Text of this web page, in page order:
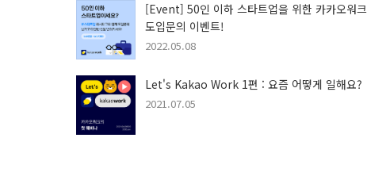
[Event] 50인 이하 스타트업을 위한 카카오워크
도입문의 이벤트!
2022.05.08
Let's Kakao Work 1편 : 요즘 어떻게 일해요?
2021.07.05